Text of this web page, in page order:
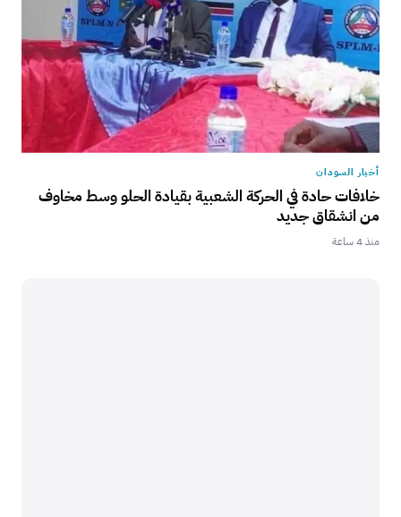
أخبار السودان
خلافات حادة في الحركة الشعبية بقيادة الحلو وسط مخاوف
من انشقاق جديد
منذ 4 ساعة